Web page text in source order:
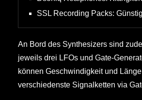
SSL Recording Packs:
An Bord des Synthesizers sind
jeweils drei LFOs und Gate-
können Geschwindigkeit und
verschiedenste Signalketten via